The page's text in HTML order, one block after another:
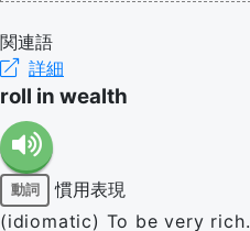
関連語
詳細
roll in wealth
動詞
慣用表現
(idiomatic) To be very rich.